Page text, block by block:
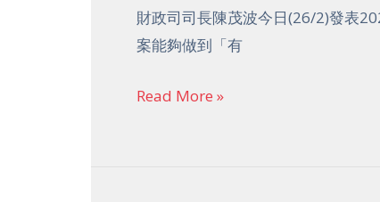
8
點
同
財政司司長陳茂波今日(26/2)發表
案能夠做到「有
G19
回
2025-
Read More »